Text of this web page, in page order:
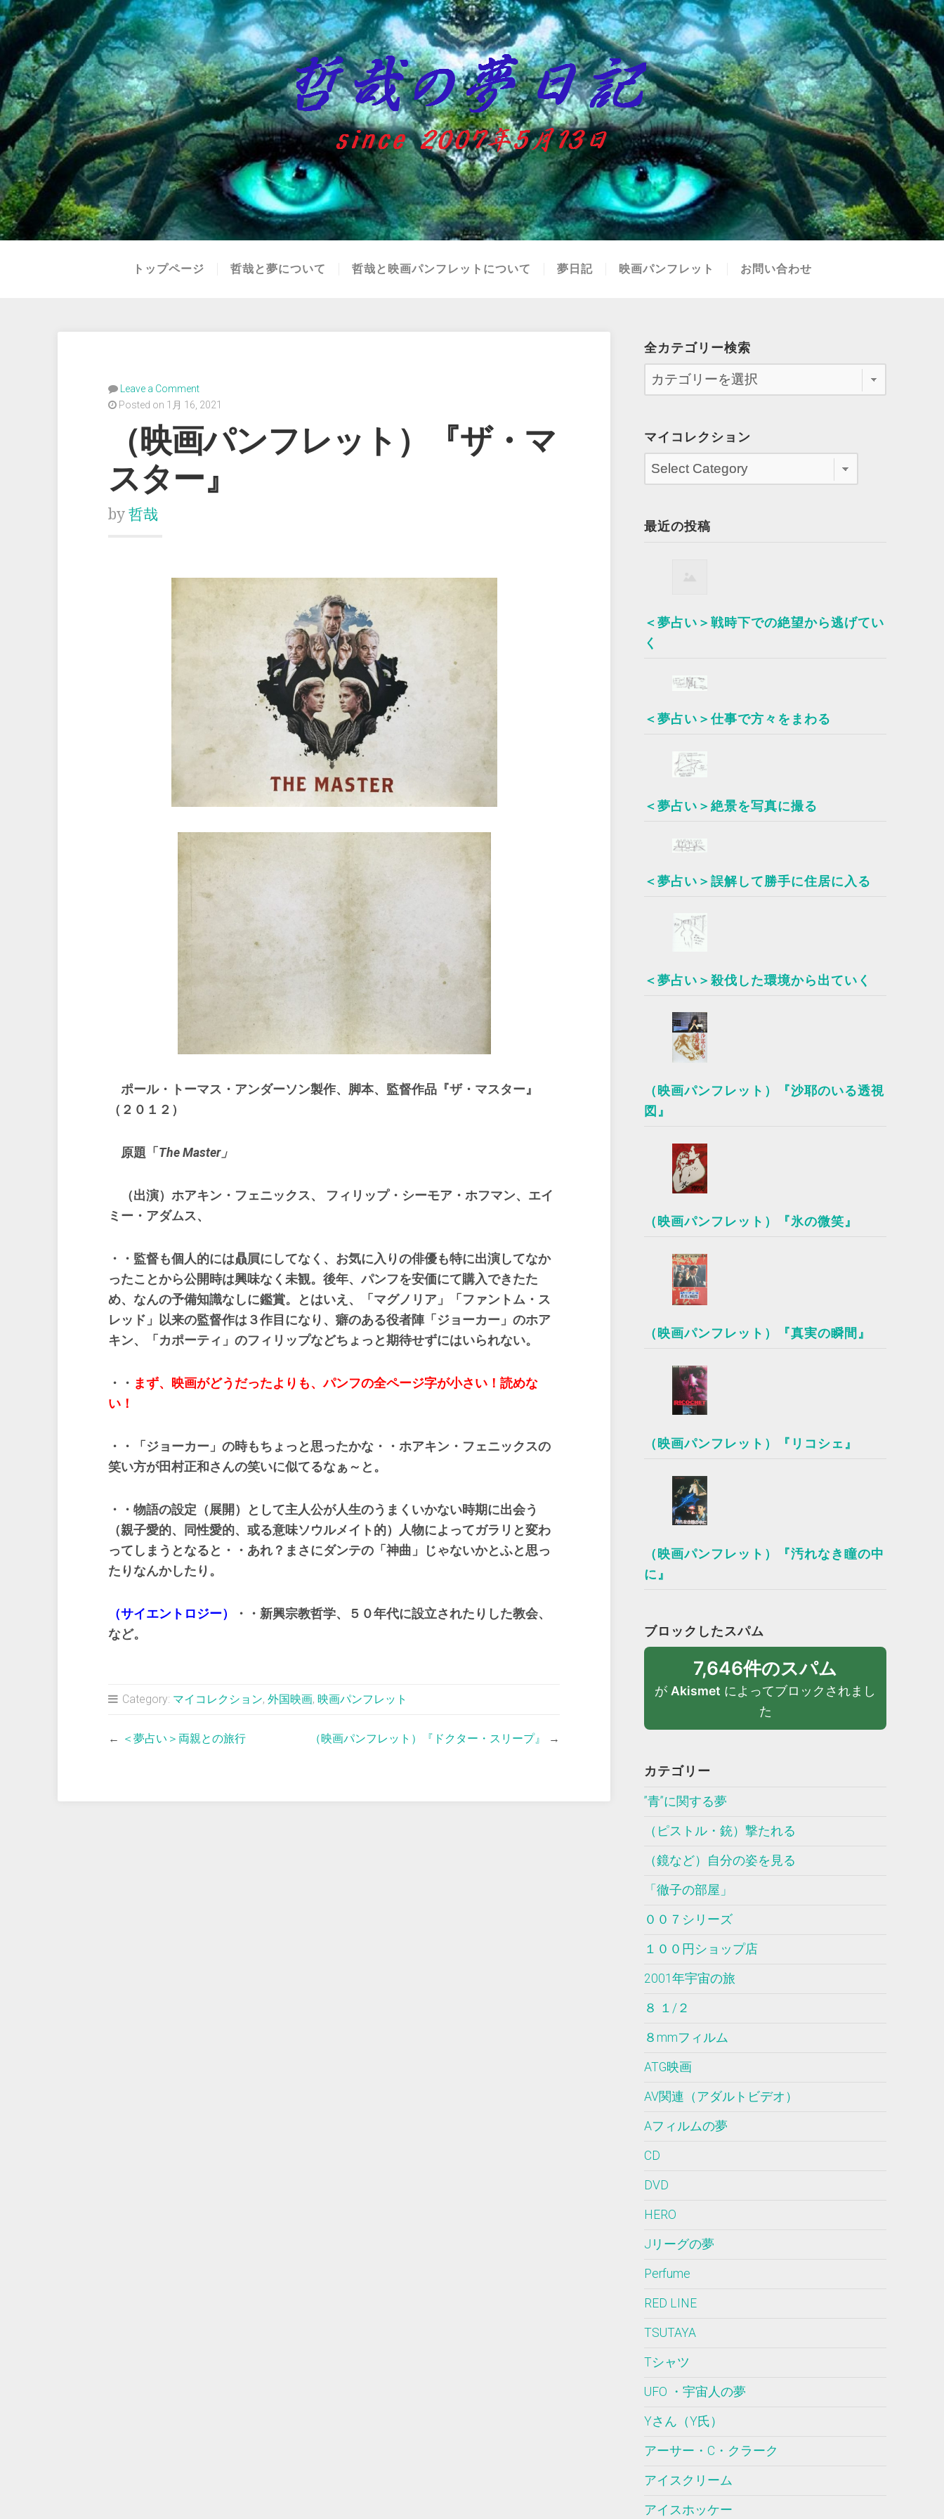
トップページ 哲哉と夢について 哲哉と映画パンフレットについて 夢日記 映画パンフレット お問い合わせ
Leave a Comment
Posted on 1月 16, 2021
（映画パンフレット）『ザ・マ
スター』
by 哲哉
ポール・トーマス・アンダーソン製作、脚本、監督作品『ザ・マスター』
（２０１２）
原題「 The Master」
（出演）ホアキン・フェニックス、 フィリップ・シーモア・ホフマン、エイ
ミー・アダムス、
・・監督も個人的には贔屓にしてなく、お気に入りの俳優も特に出演してなか
ったことから公開時は興味なく未観。後年、パンフを安価にて購入できたた
め、なんの予備知識なしに鑑賞。とはいえ、「マグノリア」「ファントム・ス
レッド」以来の監督作は３作目になり、癖のある役者陣「ジョーカー」のホア
キン、「カポーティ」のフィリップなどちょっと期待せずにはいられない。
・・ まず、映画がどうだったよりも、パンフの全ページ字が小さい！読めな
い！
・・「ジョーカー」の時もちょっと思ったかな・・ホアキン・フェニックスの
笑い方が田村正和さんの笑いに似てるなぁ～と。
・・物語の設定（展開）として主人公が人生のうまくいかない時期に出会う
（親子愛的、同性愛的、或る意味ソウルメイト的）人物によってガラリと変わ
ってしまうとなると・・あれ？まさにダンテの「神曲」じゃないかとふと思っ
たりなんかしたり。
（サイエントロジー）
・・新興宗教哲学、５０年代に設立されたりした教会、
など。
Category: マイコレクション, 外国映画, 映画パンフレット
← ＜夢占い＞両親との旅行 （映画パンフレット）『ドクター・スリープ』 →
全カテゴリー検索
マイコレクション
最近の投稿
＜夢占い＞戦時下での絶望から逃げてい
く
＜夢占い＞仕事で方々をまわる
＜夢占い＞絶景を写真に撮る
＜夢占い＞誤解して勝手に住居に入る
＜夢占い＞殺伐した環境から出ていく
（映画パンフレット）『沙耶のいる透視
図』
（映画パンフレット）『氷の微笑』
（映画パンフレット）『真実の瞬間』
（映画パンフレット）『リコシェ』
（映画パンフレット）『汚れなき瞳の中
に』
ブロックしたスパム
7,646件のスパム
が Akismet によってブロックされまし
た
カテゴリー
”青”に関する夢
（ピストル・銃）撃たれる
（鏡など）自分の姿を見る
「徹子の部屋」
００７シリーズ
１００円ショップ店
2001年宇宙の旅
８ １/２
８mmフィルム
ATG映画
AV関連（アダルトビデオ）
Aフィルムの夢
CD
DVD
HERO
Jリーグの夢
Perfume
RED LINE
TSUTAYA
Tシャツ
UFO ・宇宙人の夢
Yさん（Y氏）
アーサー・C・クラーク
アイスクリーム
アイスホッケー